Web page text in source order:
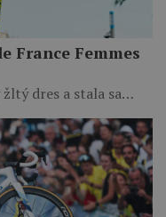
France Femmes
dres a stala sa…